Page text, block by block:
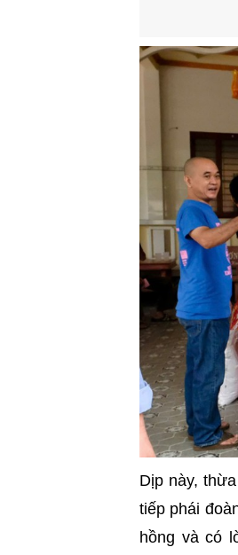
Dịp này,
tiếp phái
hồng và có